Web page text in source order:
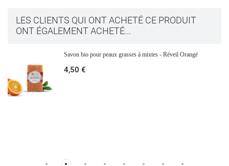
LES CLIENTS QUI ONT ACHETÉ CE PRODUIT
ONT ÉGALEMENT ACHETÉ...
Savon bio pour peaux grasses à mixtes - Réveil Orangé
4,50 €